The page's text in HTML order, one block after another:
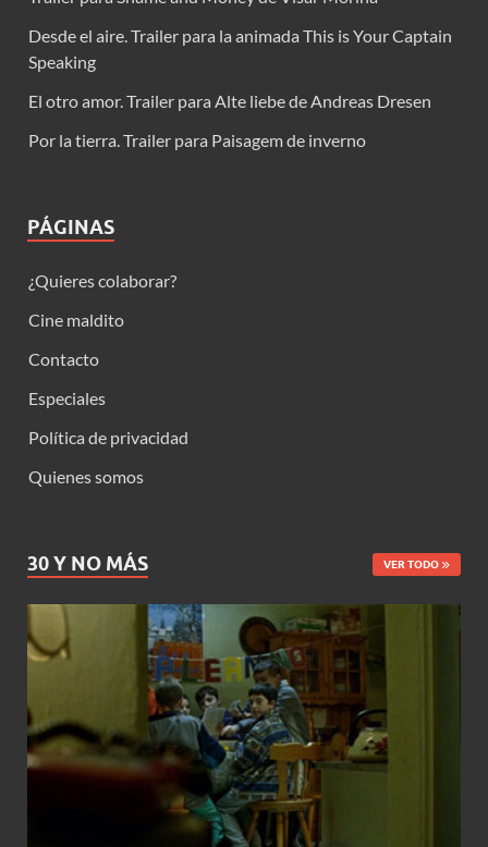
Desde el aire. Trailer para la animada This is Your Captain
Speaking
El otro amor. Trailer para Alte liebe de Andreas Dresen
Por la tierra. Trailer para Paisagem de inverno
PÁGINAS
¿Quieres colaborar?
Cine maldito
Contacto
Especiales
Política de privacidad
Quienes somos
30 Y NO MÁS VER TODO